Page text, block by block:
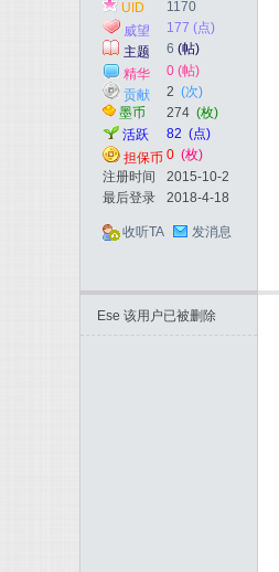
UID
1170
威望
177 (点)
主题
6 (帖)
精华
0 (帖)
贡献
2 (次)
墨币
274 (枚)
活跃
82 (点)
担保币 0 (枚)
注册时间
2015-10-2
最后登录
2018-4-18
收听TA 发消息
Ese 该用户已被删除